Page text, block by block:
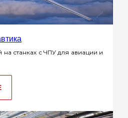
на станках с ЧПУ для авиации и